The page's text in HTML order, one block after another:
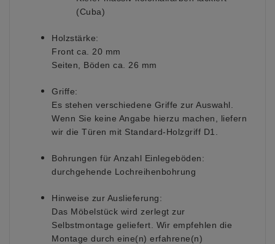
(Cuba)
Holzstärke:
Front ca. 20 mm
Seiten, Böden ca. 26 mm
Griffe:
Es stehen verschiedene Griffe zur Auswahl.
Wenn Sie keine Angabe hierzu machen, liefern
wir die Türen mit Standard-Holzgriff D1.
Bohrungen für Anzahl Einlegeböden:
durchgehende Lochreihenbohrung
Hinweise zur Auslieferung:
Das Möbelstück wird zerlegt zur
Selbstmontage geliefert. Wir empfehlen die
Montage durch eine(n) erfahrene(n)